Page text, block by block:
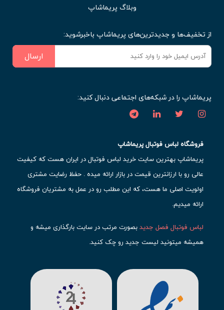
وبلاگ پریماشاپ
از تخفیف‌ها و جدیدترین‌های پریماشاپ باخبرشوید:
ارسال
پریماشاپ را در شبکه‌های اجتماعی دنبال کنید:
فروشگاه لباس فوتبال پریماشاپ
پریماشاپ بهترین سایت خرید لباس فوتبال در ایران هست که کیفیت
عالی رو با ارزانترین قیمت در بازار ارائه میده . حفظ رضایت مشتری
اولویت اصلی ما هست، که این مطلب رو در عمل به مشتریان فروشگاه
ارائه میدیم.
لباس فوتبال فصل جدیدبصورت مرتب در سایت بارگذاری میشه و
همیشه میتونید لیست جدید رو چک کنید.
حتما مشاهده کنید که قطعا برای تیم های مطرح دنیای فوتبال، تعداد
بیشتری محصول موجود میشه. این مورد شامل
لباس رئال مادرید